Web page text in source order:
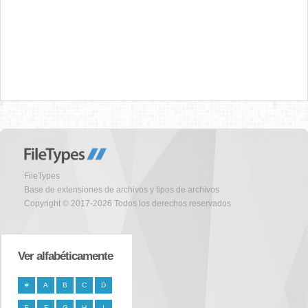
FileTypes
Base de extensiones de archivos y tipos de archivos
Copyright © 2017-2026 Todos los derechos reservados
Ver alfabéticamente
# A B C D